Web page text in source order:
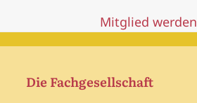
Mitglied werden
Die Fachgesellschaft